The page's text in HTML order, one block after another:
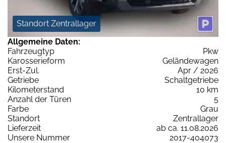
Standort Zentrallager
Allgemeine Daten:
Fahrzeugtyp
Pkw
Karosserieform
Geländewagen
Erst-Zul.
Apr / 2026
Getriebe
Schaltgetriebe
Kilometerstand
10 km
Anzahl der Türen
5
Farbe
Grau
Standort
Zentrallager
Lieferzeit
ab ca. 11.08.2026
Unsere Nummer
2017-404073